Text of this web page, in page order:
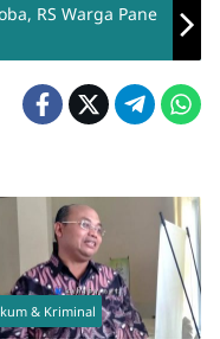
RS Warga Pane
& Kriminal